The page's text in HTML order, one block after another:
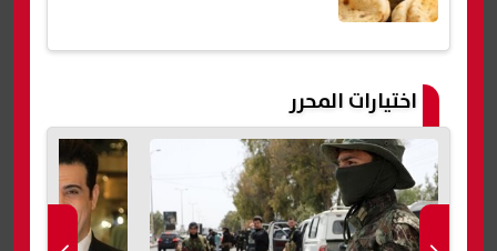
اختيارات المحرر